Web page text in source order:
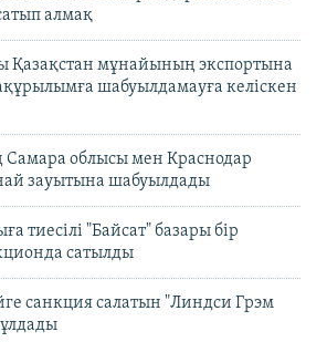
алмақ
Қазақстан мұнайының экспортына
шабуылдамауға келіскен
Самара облысы мен Краснодар
зауытына шабуылдады
тиесілі "Байсат" базары бір
сатылды
санкция салатын "Линдси Грэм